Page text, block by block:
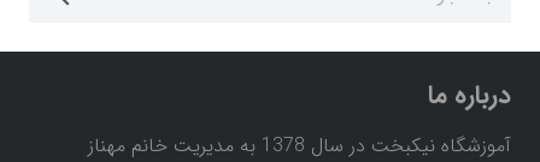
درباره ما
آموزشگاه نیکبخت در سال 1378 به مدیریت خانم مهناز